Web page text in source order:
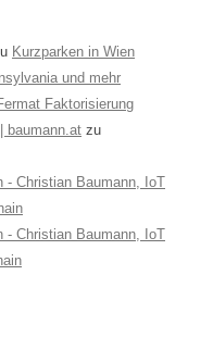
Kurzparken in Wien
und mehr
Faktorisierung
baumann.at zu
- Christian Baumann, IoT
- Christian Baumann, IoT